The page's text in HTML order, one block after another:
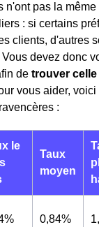
n'ont pas la
: si certains
clients, d'autres
devez donc
de trouver
vous aider,
:
le
Taux
moyen
0,84%